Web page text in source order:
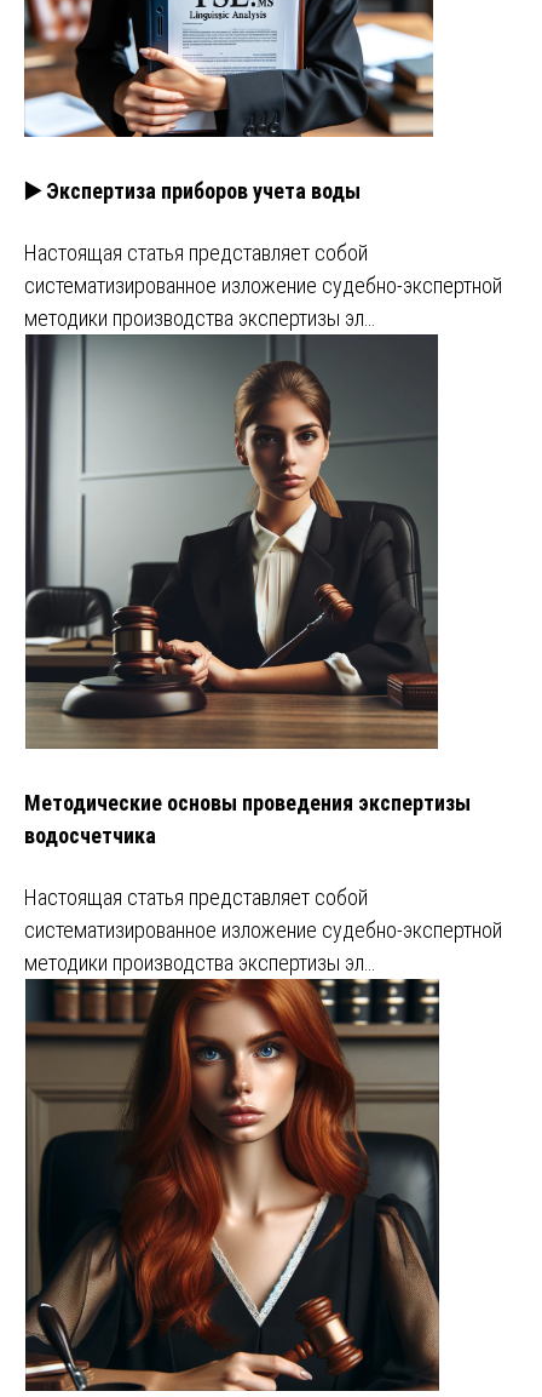
▶️ Экспертиза приборов учета воды
Настоящая статья представляет собой
систематизированное изложение судебно-экспертной
методики производства экспертизы эл…
Методические основы проведения экспертизы
водосчетчика
Настоящая статья представляет собой
систематизированное изложение судебно-экспертной
методики производства экспертизы эл…